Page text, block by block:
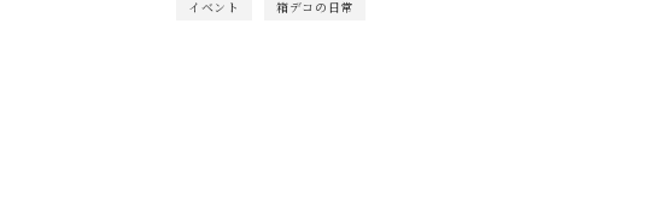
イベント 箱デコの日常